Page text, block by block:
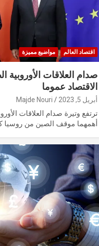
اقتصاد العالم مواضيع مميزة
صدام العلاقات الأوروبية
الاقتصاد عموما
أبريل 5, 2023 Majde Nouri
ترتفع وتيرة صدام العلاقات
أهمهما موقف الصين من روسيا